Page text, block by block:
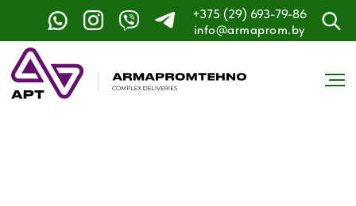
+375 (29) 693-79-86
info@armaprom.by
Контактный телефон: +375 (29) 693-79-86